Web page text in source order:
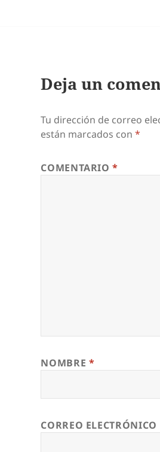
Deja un
Tu dirección de correo
están marcados con*
COMENTARIO*
NOMBRE *
CORREO ELECTRÓNICO